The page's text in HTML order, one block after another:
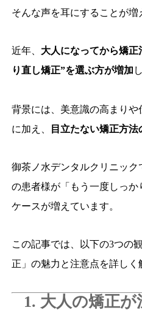
そんな声を耳にすることが増
近年、 大人になってから矯
り直し矯正”を選ぶ方が増加
背景には、美意識の高まり
に加え、
目立たない矯正方法
御茶ノ水デンタルクリニック
の患者様が「もう一度しっ
ケースが増えています。
この記事では、以下の3つの
正」の魅力と注意点を詳しく
1. 大人の矯正